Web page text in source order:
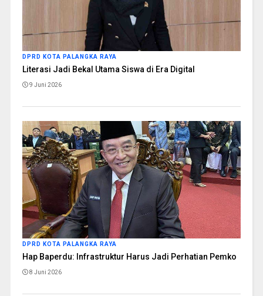
DPRD KOTA PALANGKA RAYA
Literasi Jadi Bekal Utama Siswa di Era Digital
9 Juni 2026
DPRD KOTA PALANGKA RAYA
Hap Baperdu: Infrastruktur Harus Jadi Perhatian Pemko
8 Juni 2026